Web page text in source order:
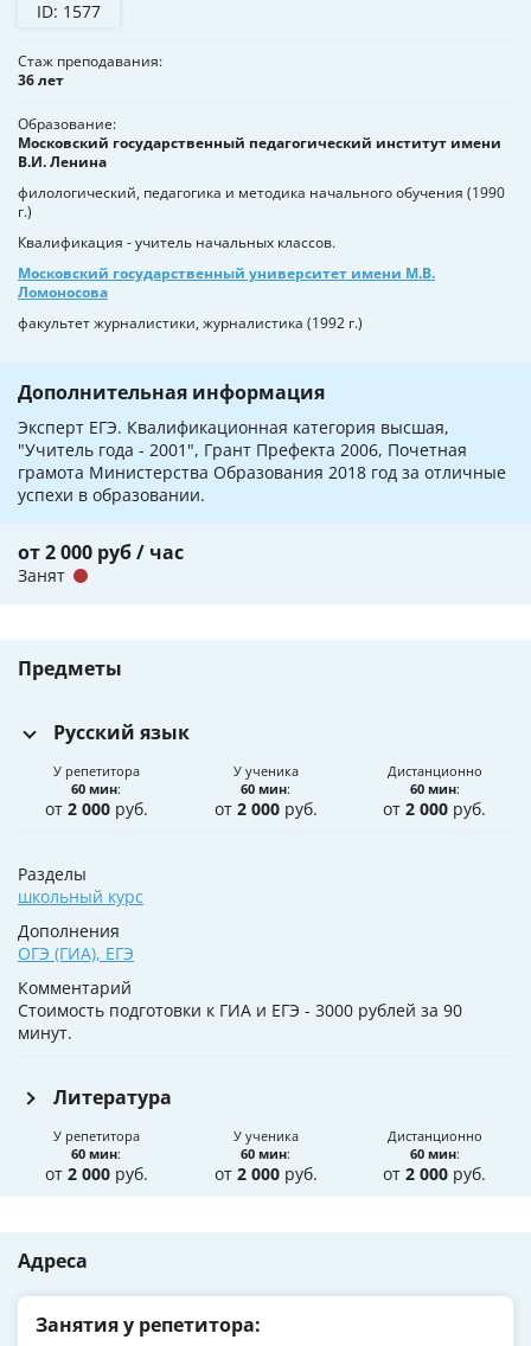
ID: 1577
Стаж преподавания
36 лет
Образование
Московский государственный педагогический институт имени
В.И. Ленина
филологический, педагогика и методика начального обучения (1990
г.)
Квалификация - учитель начальных классов.
Московский государственный университет имени М.В.
Ломоносова
факультет журналистики, журналистика (1992 г.)
Дополнительная информация
Эксперт ЕГЭ. Квалификационная категория высшая,
"Учитель года - 2001", Грант Префекта 2006, Почетная
грамота Министерства Образования 2018 год за отличные
успехи в образовании.
от 2 000 руб / час
Занят
Предметы
Русский язык
У репетитора
60 мин:
от 2 000руб.
У ученика
60 мин:
от 2 000руб.
Дистанционно
60 мин:
от2 000 руб.
Разделы
школьный курс
Дополнения
ОГЭ (ГИА), ЕГЭ
Комментарий
Стоимость подготовки к ГИА и ЕГЭ - 3000 рублей за 90
минут.
Литература
У репетитора
60 мин:
от 2 000руб.
У ученика
60 мин:
от 2 000руб.
Дистанционно
60 мин:
от2 000 руб.
Адреса
Занятия у репетитора: